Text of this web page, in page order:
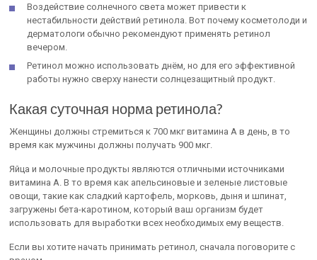
Воздействие солнечного света может привести к
нестабильности действий ретинола. Вот почему косметолоди и
дерматологи обычно рекомендуют применять ретинол
вечером.
Ретинол можно использовать днём, но для его эффективной
работы нужно сверху нанести солнцезащитный продукт.
Какая суточная норма ретинола?
Женщины должны стремиться к 700 мкг витамина А в день, в то
время как мужчины должны получать 900 мкг.
Яйца и молочные продукты являются отличными источниками
витамина А. В то время как апельсиновые и зеленые листовые
овощи, такие как сладкий картофель, морковь, дыня и шпинат,
загружены бета-каротином, который ваш организм будет
использовать для выработки всех необходимых ему веществ.
Если вы хотите начать принимать ретинол, сначала поговорите с